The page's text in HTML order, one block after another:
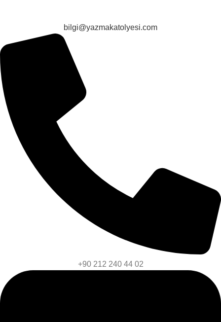
bilgi@yazmakatolyesi.com
+90 212 240 44 02